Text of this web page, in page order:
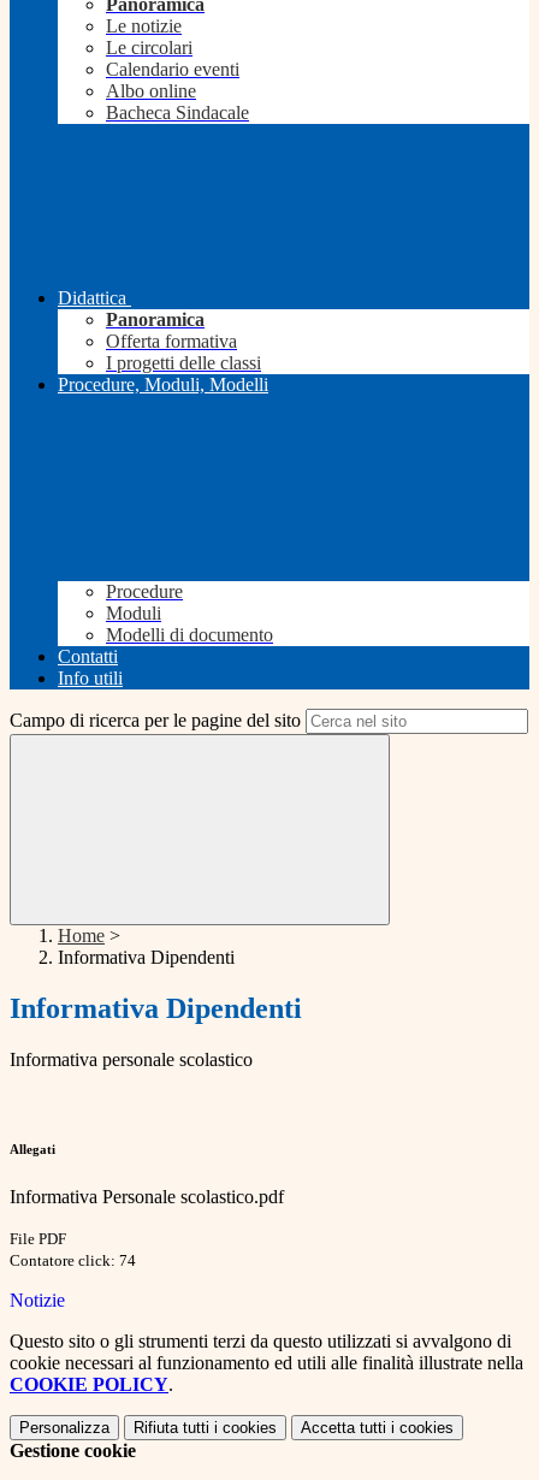
Panoramica
Le notizie
Le circolari
Calendario eventi
Albo online
Bacheca Sindacale
Didattica
Panoramica
Offerta formativa
I progetti delle classi
Procedure, Moduli, Modelli
Procedure
Moduli
Modelli di documento
Contatti
Info utili
Campo di ricerca per le pagine del sito
Home >
Informativa Dipendenti
Informativa Dipendenti
Informativa personale scolastico
Allegati
Informativa Personale scolastico.pdf
File PDF
Contatore click: 74
Notizie
Questo sito o gli strumenti terzi da questo utilizzati si avvalgono di
cookie necessari al funzionamento ed utili alle finalità illustrate nella
COOKIE POLICY.
Personalizza Rifiuta tutti i cookies Accetta tutti i cookies
Gestione cookie